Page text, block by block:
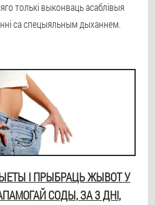
толькі выконваць асаблівыя
са спецыяльным дыханнем.
І ПРЫБРАЦЬ ЖЫВОТ У
СОДЫ, ЗА 3 ДНІ,